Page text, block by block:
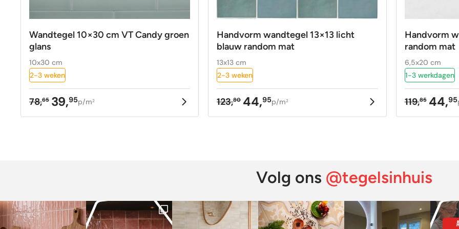
Wandtegel 10×30 cm VT Candy groen
glans
10x30 cm
2-3 weken
78,65
Oorspronkelijke
prijs
39,95
Huidige
prijs
p/m2
Handvorm wandtegel 13×13 licht
blauw random mat
13x13 cm
2-3 weken
123,80
Oorspronkelijke
prijs
44,95
Huidige
prijs
p/m2
Handvorm
random mat
6,5x20 cm
1-3 werkdagen
119,85
prijs
44,95
Huidige
prijs
Volg ons @tegelsinhuis